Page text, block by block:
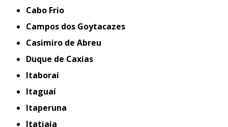
Cabo Frio
Campos dos Goytacazes
Casimiro de Abreu
Duque de Caxias
Itaboraí
Itaguaí
Itaperuna
Itatiaia